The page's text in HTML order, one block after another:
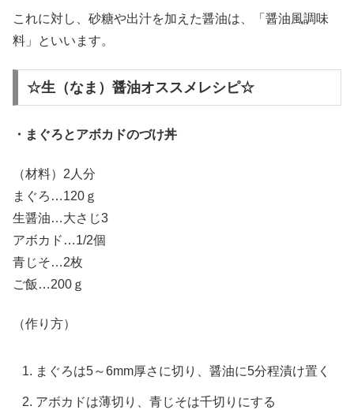
これに対し、砂糖や出汁を加えた醤油は、「醤油風調味
料」といいます。
☆生（なま）醤油オススメレシピ☆
・まぐろとアボカドのづけ丼
（材料）2人分
まぐろ…120ｇ
生醤油…大さじ3
アボカド…1/2個
青じそ…2枚
ご飯…200ｇ
（作り方）
まぐろは5～6mm厚さに切り、醤油に5分程漬け置く
アボカドは薄切り、青じそは千切りにする